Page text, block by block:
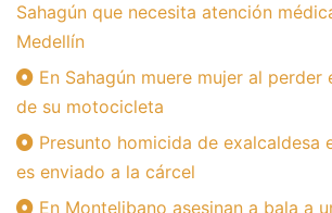
Sahagún que necesita atención
Medellín
En Sahagún muere mujer al perder
de su motocicleta
Presunto homicida de exalcaldesa
es enviado a la cárcel
En Montelibano asesinan a bala a